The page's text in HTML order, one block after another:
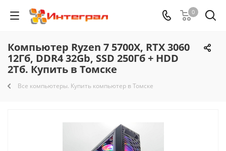
0
Компьютер Ryzen 7 5700X, RTX 3060
12Гб, DDR4 32Gb, SSD 250Гб + HDD
2Тб. Купить в Томске
Все компьютеры. Купить компьютер в Томске